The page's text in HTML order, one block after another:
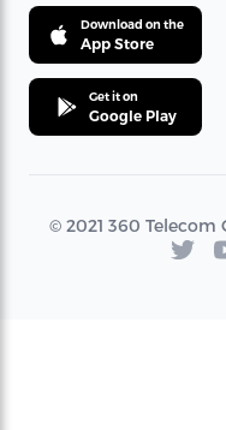
Download on the
App Store
Get it on
Google Play
© 2021 360